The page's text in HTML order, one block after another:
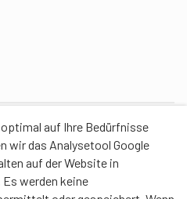
auf Ihre Bedürfnisse
wir das Analysetool Google
auf der Website in
werden keine